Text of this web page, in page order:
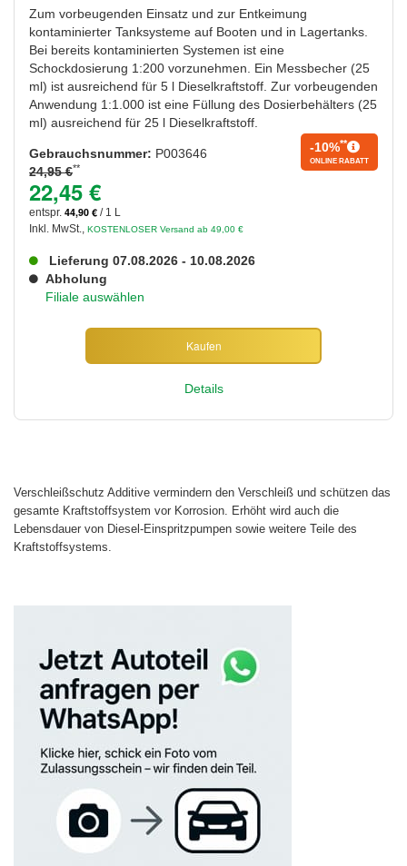
Zum vorbeugenden Einsatz und zur Entkeimung
kontaminierter Tanksysteme auf Booten und in Lagertanks.
Bei bereits kontaminierten Systemen ist eine
Schockdosierung 1:200 vorzunehmen. Ein Messbecher (25
ml) ist ausreichend für 5 l Dieselkraftstoff. Zur vorbeugenden
Anwendung 1:1.000 ist eine Füllung des Dosierbehälters (25
ml) ausreichend für 25 l Dieselkraftstoff.
Gebrauchsnummer: P003646
24,95 €**
-10%**
ONLINE RABATT
22,45 €
entspr. 44,90 € / 1 L
Inkl. MwSt., KOSTENLOSER Versand ab 49,00 €
Lieferung 07.08.2026 - 10.08.2026
Abholung
Filiale auswählen
Kaufen
Details
Verschleißschutz Additive vermindern den Verschleiß und schützen das
gesamte Kraftstoffsystem vor Korrosion. Erhöht wird auch die
Lebensdauer von Diesel-Einspritzpumpen sowie weitere Teile des
Kraftstoffsystems.